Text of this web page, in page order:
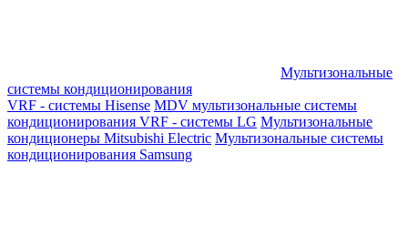
Мультизональные
системы кондиционирования
VRF - системы Hisense MDV мультизональные системы
кондиционирования VRF - системы LG Мультизональные
кондиционеры Mitsubishi Electric Мультизональные системы
кондиционирования Samsung